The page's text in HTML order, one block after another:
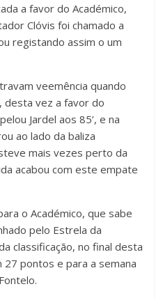
a favor do Académico,
Clóvis foi chamado a
registando assim o um
veemência quando
desta vez a favor do
Jardel aos 85’, e na
ao lado da baliza
mais vezes perto da
acabou com este empate
o Académico, que sabe
pelo Estrela da
classificação, no final desta
pontos e para a semana